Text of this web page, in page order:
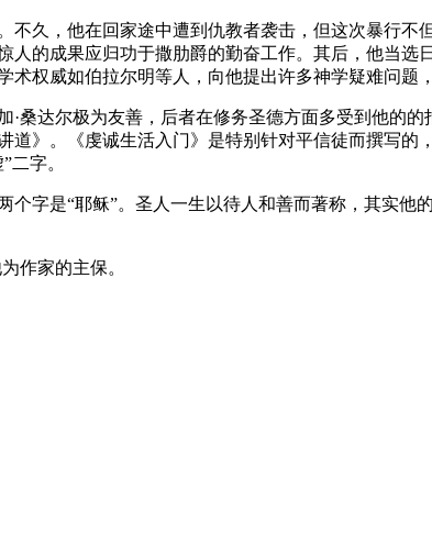
久，他在回家途中遭到仇教者袭击，但这次暴行不
的成果应归功于撒肋爵的勤奋工作。其后，他当选
权威如伯拉尔明等人，向他提出许多神学疑难问题
达尔极为友善，后者在修务圣德方面多受到他的的
》。《虔诚生活入门》是特别针对平信徒而撰写的
字。
字是“耶稣”。圣人一生以待人和善而著称，其实他
作家的主保。